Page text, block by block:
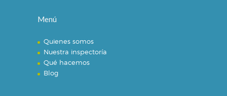
Menú
Quienes somos
Nuestra inspectoría
Qué hacemos
Blog